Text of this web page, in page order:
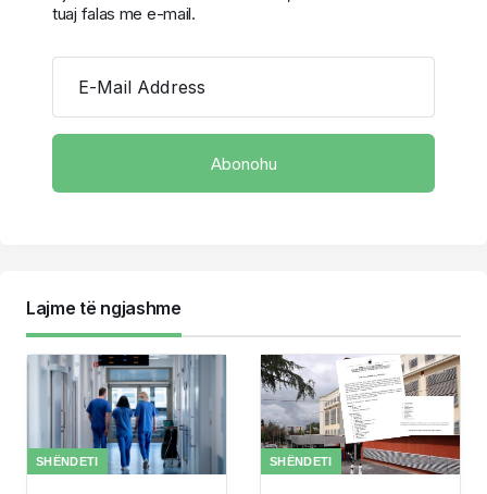
tuaj falas me e-mail.
E-Mail Address
Lajme të ngjashme
SHËNDETI SHËNDETI